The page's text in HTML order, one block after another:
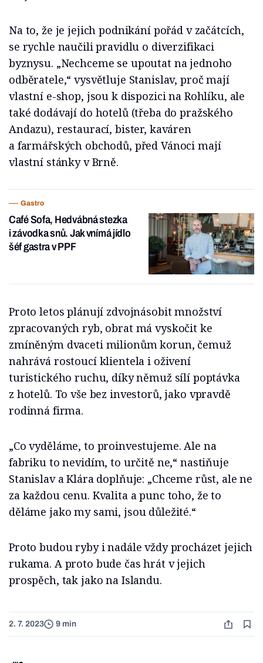
Na to, že je jejich podnikání pořád v začátcích,
se rychle naučili pravidlu o diverzifikaci
byznysu. „Nechceme se upoutat na jednoho
odběratele,“ vysvětluje Stanislav, proč mají
vlastní e-shop, jsou k dispozici na Rohlíku, ale
také dodávají do hotelů (třeba do pražského
Andazu), restaurací, bister, kaváren
a farmářských obchodů, před Vánoci mají
vlastní stánky v Brně.
Gastro
Café Sofa, Hedvábná stezka
i závodka snů. Jak vnímá jídlo
šéf gastra v PPF
Proto letos plánují zdvojnásobit množství
zpracovaných ryb, obrat má vyskočit ke
zmíněným dvaceti milionům korun, čemuž
nahrává rostoucí klientela i oživení
turistického ruchu, díky němuž sílí poptávka
z hotelů. To vše bez investorů, jako vpravdě
rodinná firma.
„Co vyděláme, to proinvestujeme. Ale na
fabriku to nevidím, to určitě ne,“ nastiňuje
Stanislav a Klára doplňuje: „Chceme růst, ale ne
za každou cenu. Kvalita a punc toho, že to
děláme jako my sami, jsou důležité.“
Proto budou ryby i nadále vždy procházet jejich
rukama. A proto bude čas hrát v jejich
prospěch, tak jako na Islandu.
2. 7. 2023 9 min